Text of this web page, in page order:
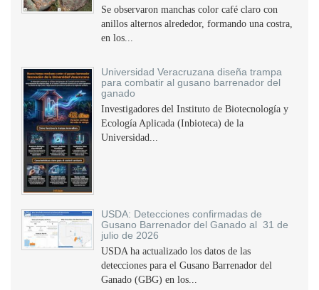
Se observaron manchas color café claro con
anillos alternos alrededor, formando una costra,
en los...
Universidad Veracruzana diseña trampa
para combatir al gusano barrenador del
ganado
Investigadores del Instituto de Biotecnología y
Ecología Aplicada (Inbioteca) de la
Universidad...
USDA: Detecciones confirmadas de
Gusano Barrenador del Ganado al 31 de
julio de 2026
USDA ha actualizado los datos de las
detecciones para el Gusano Barrenador del
Ganado (GBG) en los...